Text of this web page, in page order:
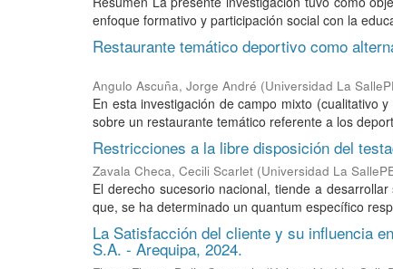
enfoque formativo y participación social con la
Restaurante temático deportivo como
Angulo Ascuña, Jorge André (Universidad La
En esta investigación de campo mixto (cualitativo
sobre un restaurante temático referente a los
Restricciones a la libre disposición del
Zavala Checa, Cecili Scarlet (Universidad La
El derecho sucesorio nacional, tiende a
que, se ha determinado un quantum específico
La Satisfacción del cliente y su influencia
S.A. - Arequipa, 2024.